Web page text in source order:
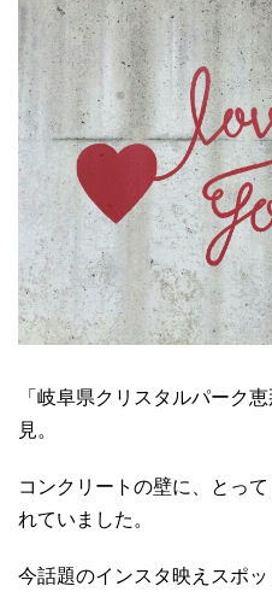
「岐阜県クリスタルパーク
見。
コンクリートの壁に、とっ
れていました。
今話題のインスタ映えスポッ